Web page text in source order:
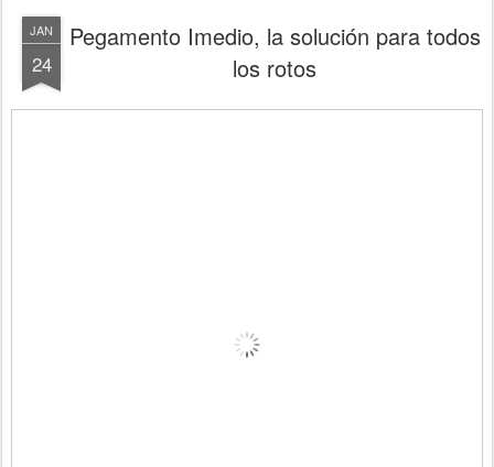
JAN
24
Pegamento Imedio, la solución para todos
los rotos